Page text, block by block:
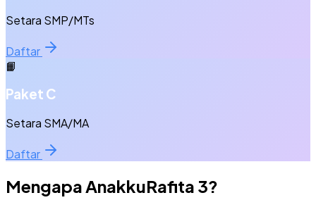
Setara SMP/MTs
Daftar
📙
Paket C
Setara SMA/MA
Daftar
Mengapa AnakkuRafita 3?